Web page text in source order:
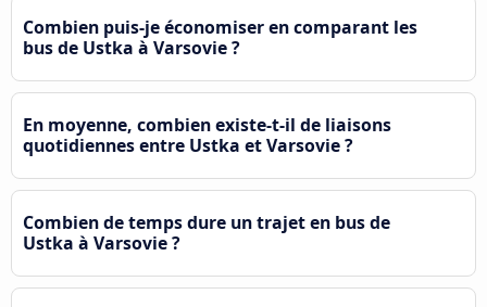
Combien puis-je économiser en comparant les
bus de Ustka à Varsovie ?
En moyenne, combien existe-t-il de liaisons
quotidiennes entre Ustka et Varsovie ?
Combien de temps dure un trajet en bus de
Ustka à Varsovie ?